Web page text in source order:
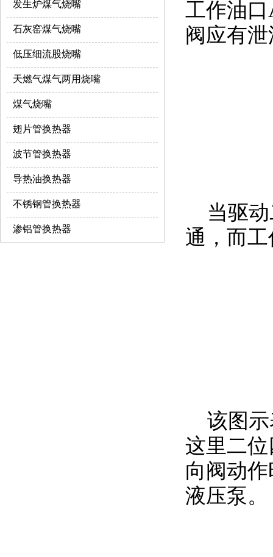
发生炉煤气烧嘴
石灰窑煤气烧嘴
低压细流股烧嘴
天燃气煤气两用烧嘴
煤气烧嘴
翅片管换热器
波节管换热器
导热油换热器
不锈钢管换热器
渗铝管换热器
工作油
阀应有
当驱动
通，而
该图示
这里二
向阀动
液压泵。